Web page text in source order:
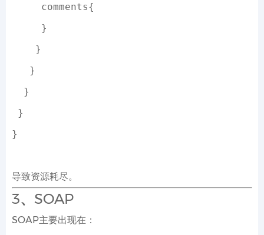
     comments{
     }
    }
   }
  }
}
}
导致资源耗尽。
3、SOAP
SOAP主要出现在：